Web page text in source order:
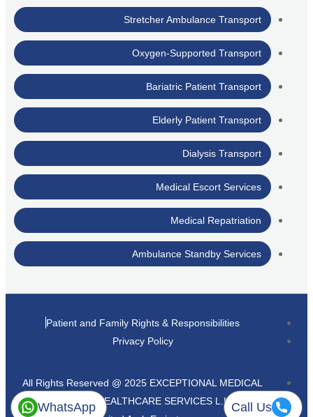
Stretcher Ambulance Transport
Oxygen-Supported Transport
Bariatric Patient Transport
Elderly Patient Transport
Dialysis Transport
Medical Escort Services
Medical Repatriation
Ambulance Standby Services
Call Us
WhatsApp
Patient and Family Rights & Responsibilities
Privacy Policy
All Rights Reserved @ 2025 EXCEPTIONAL MEDICAL
AMBULANCE AND HEALTHCARE SERVICES L.L.C. Dubai,